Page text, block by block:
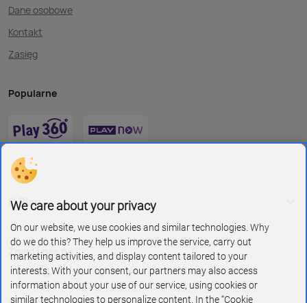
Dane osobowe
Kontakt
Zasięg
Popularne
O Play
Znajdź nas na
We care about your privacy
On our website, we use cookies and similar technologies. Why
do we do this? They help us improve the service, carry out
marketing activities, and display content tailored to your
interests. With your consent, our partners may also access
information about your use of our service, using cookies or
similar technologies to personalize content. In the “Cookie